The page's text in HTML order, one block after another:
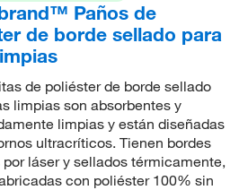
Paños de
de borde sellado para
de poliéster de borde sellado
limpias son absorbentes y
limpias y están diseñadas
ultracríticos. Tienen bordes
láser y sellados térmicamente,
con poliéster 100% sin